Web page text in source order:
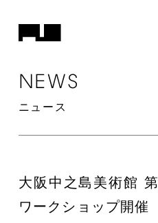
NEWS
ニュース
⼤阪中之島美術館 第
ワークショップ開催